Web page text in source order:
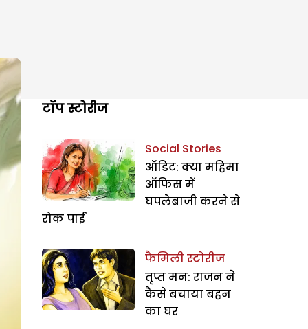
टॉप स्टोरीज
Social Stories
ऑडिट: क्या महिमा
ऑफिस में
घपलेबाजी करने से
रोक पाई
फैमिली स्टोरीज
तृप्त मन: राजन ने
कैसे बचाया बहन
का घर